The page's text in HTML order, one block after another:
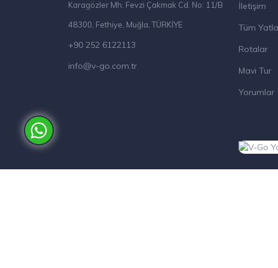
Karagözler Mh. Fevzi Çakmak Cd. No: 11/B
48300, Fethiye, Muğla, TÜRKİYE
+90 252 6122113
info@v-go.com.tr
İletişim
Tüm
Rotalar
Mavi Tur
Yorumlar